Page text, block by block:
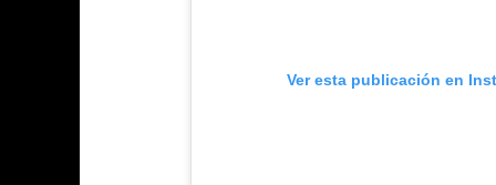
Ver esta publicación en